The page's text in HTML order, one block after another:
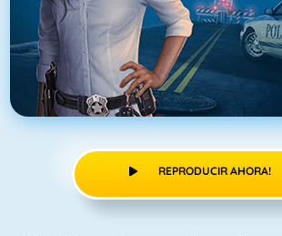
REPRODUCIR AHORA!